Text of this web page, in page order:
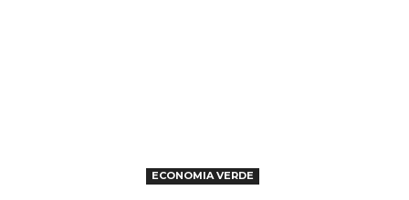
ECONOMIA VERDE